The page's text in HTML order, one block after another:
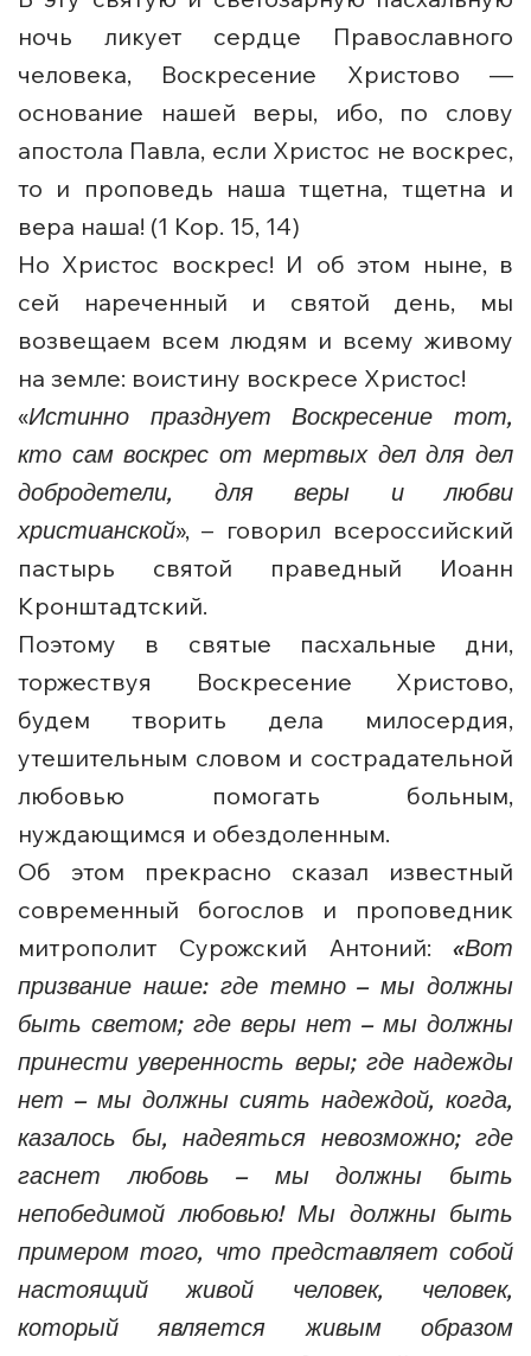
ночь ликует сердце Православного
человека, Воскресение Христово —
основание нашей веры, ибо, по слову
апостола Павла, если Христос не воскрес,
то и проповедь наша тщетна, тщетна и
вера наша! (1 Кор. 15, 14)
Но Христос воскрес! И об этом ныне, в
сей нареченный и святой день, мы
возвещаем всем людям и всему живому
на земле: воистину воскресе Христос!
«Истинно празднует Воскресение тот,
кто сам воскрес от мертвых дел для дел
добродетели, для веры и любви
христианской», – говорил всероссийский
пастырь святой праведный Иоанн
Кронштадтский.
Поэтому в святые пасхальные дни,
торжествуя Воскресение Христово,
будем творить дела милосердия,
утешительным словом и сострадательной
любовью помогать больным,
нуждающимся и обездоленным.
Об этом прекрасно сказал известный
современный богослов и проповедник
митрополит Сурожский Антоний: «Вот
призвание наше: где темно – мы должны
быть светом; где веры нет – мы должны
принести уверенность веры; где надежды
нет – мы должны сиять надеждой, когда,
казалось бы, надеяться невозможно; где
гаснет любовь – мы должны быть
непобедимой любовью! Мы должны быть
примером того, что представляет собой
настоящий живой человек, человек,
который является живым образом